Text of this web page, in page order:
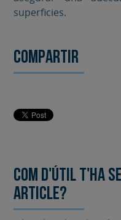
superficies.
Compartir
Com d'útil t'ha
article?